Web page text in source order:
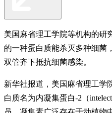
美国麻省理工学院等机构的研
的一种蛋白质能杀灭多种细菌
双管齐下抵抗细菌感染。
新华社报道，美国麻省理工学
白质名为内凝集蛋白-2（